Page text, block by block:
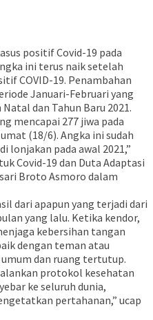
positif Covid-19 pada
ini terus naik setelah
COVID-19. Penambahan
Januari-Februari yang
dan Tahun Baru 2021.
mencapai 277 jiwa pada
(18/6). Angka ini sudah
lonjakan pada awal 2021,”
Covid-19 dan Duta Adaptasi
Broto Asmoro dalam
dari apapun yang terjadi dari
yang lalu. Ketika kendor,
kebersihan tangan
dengan teman atau
dan ruang tertutup.
protokol kesehatan
ke seluruh dunia,
pertahanan,” ucap